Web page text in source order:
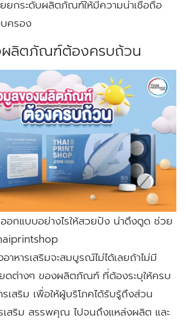
ยกระดับผลิตภัณฑ์ให้มีความน่าเชื่อถือ
ครอง
ผลิตภัณฑ์ต้องครบถ้วน
อกแบบอย่างไรให้สวยปัง น่าดึงดูด ช่วย
หารเสริมจะสมบูรณ์ไม่ได้เลยถ้าไม่มี
ยดต่างๆ ของผลิตภัณฑ์ ที่ต้องระบุให้ครบ
เสริม เพื่อให้ผู้บริโภคได้รับรู้ถึงส่วน
เสริม สรรพคุณ ไปจนถึงแหล่งผลิต และ